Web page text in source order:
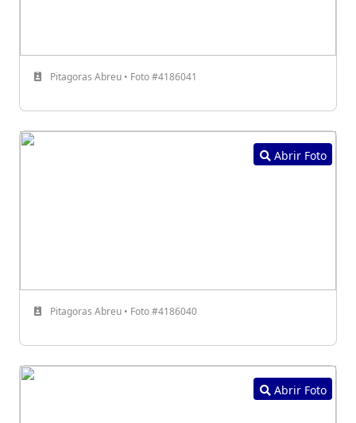
Pitagoras Abreu • Foto #4186041
Abrir Foto
Pitagoras Abreu • Foto #4186040
Abrir Foto